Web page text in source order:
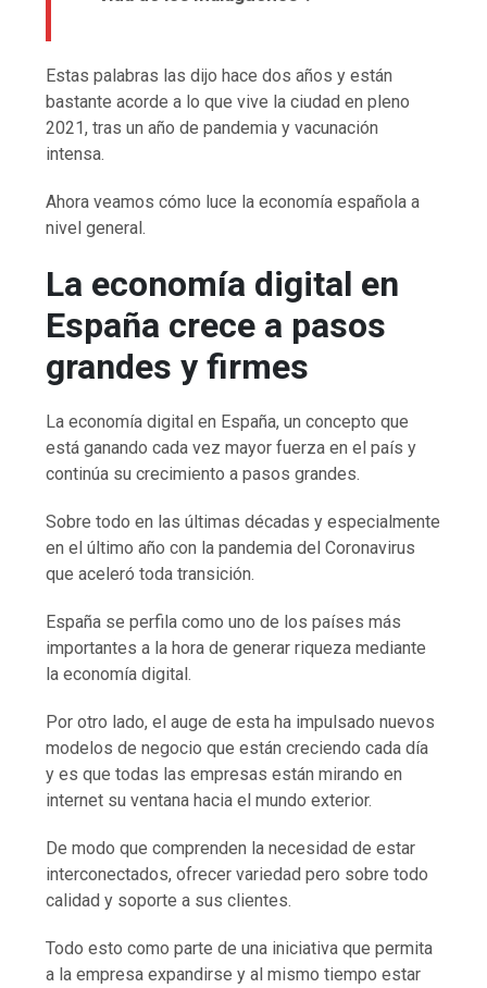
Estas palabras las dijo hace dos años y están
bastante acorde a lo que vive la ciudad en pleno
2021, tras un año de pandemia y vacunación
intensa.
Ahora veamos cómo luce la economía española a
nivel general.
La economía digital en
España crece a pasos
grandes y firmes
La economía digital en España, un concepto que
está ganando cada vez mayor fuerza en el país y
continúa su crecimiento a pasos grandes.
Sobre todo en las últimas décadas y especialmente
en el último año con la pandemia del Coronavirus
que aceleró toda transición.
España se perfila como uno de los países más
importantes a la hora de generar riqueza mediante
la economía digital.
Por otro lado, el auge de esta ha impulsado nuevos
modelos de negocio que están creciendo cada día
y es que todas las empresas están mirando en
internet su ventana hacia el mundo exterior.
De modo que comprenden la necesidad de estar
interconectados, ofrecer variedad pero sobre todo
calidad y soporte a sus clientes.
Todo esto como parte de una iniciativa que permita
a la empresa expandirse y al mismo tiempo estar